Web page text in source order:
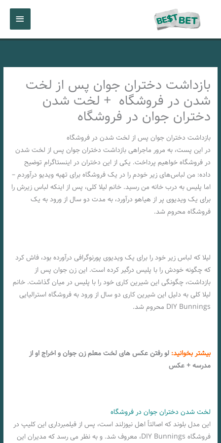
اصلی
بازداشت دختران جوان پس از لخت
شدن در فروشگاه + لخت شدن
دختران جوان در فروشگاه
بازداشت دختران جوان پس از لخت شدن در فروشگاه
در این پست، به مرور ماجراهی بازداشت دختران جوان پس از لخت شدن
در فروشگاه خواهیم پرداخت. یکی از این دختران در اینستاگرام توضیح
داده: من لباس‌های زیر خودم را در یک فروشگاه برای تهیه ویدیو درآوردم –
اما پلیس به درب خانه من رسید. خانم لیلا کلی، پس از اینکه لباس زیرش را
برای یک ویدیوی پر از هیاهو درآورد، به مدت دو سال از ورود به یک
فروشگاه محروم شد.
لیلا که لباس زیر خود را برای یک ویدیوی پورنوگرافی درآورده بود، فاش کرد
که چگونه خودش را با پلیس درگیر کرده است. این زن جوان پس از
بازداشت، چگونگی این شیرین کاری خود را با پلیس در میان گذاشت. خانم
لیلا کلی به دلیل این شیرین کاری دو سال از ورود به فروشگاه استرالیایی
DIY Bunnings محروم شد.
بیشتر بخوانید: لو رفتن عکس های لخت معلم زن جوان و اخراج او از
مدرسه + عکس
لخت شدن دختران جوان در فروشگاه
این مدل بلوند که اصالتاً اهل نیوزلند است، پس از فیلمبرداری این کلیپ در
فروشگاه DIY Bunnings، معروف شد. و به نظر می رسد که مدیران این